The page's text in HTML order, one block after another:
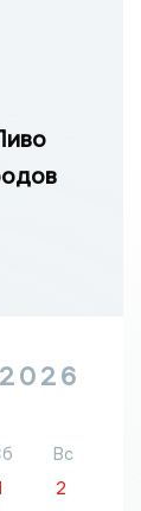
2026
Вс
2